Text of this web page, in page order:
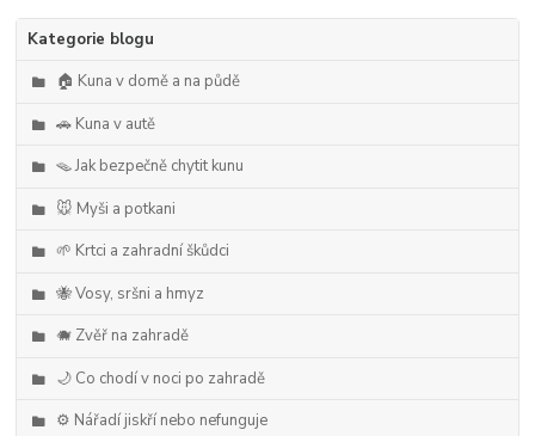
Kategorie blogu
🏠 Kuna v domě a na půdě
🚗 Kuna v autě
🪤 Jak bezpečně chytit kunu
🐭 Myši a potkani
🌱 Krtci a zahradní škůdci
🐝 Vosy, sršni a hmyz
🐗 Zvěř na zahradě
🌙 Co chodí v noci po zahradě
⚙️ Nářadí jiskří nebo nefunguje